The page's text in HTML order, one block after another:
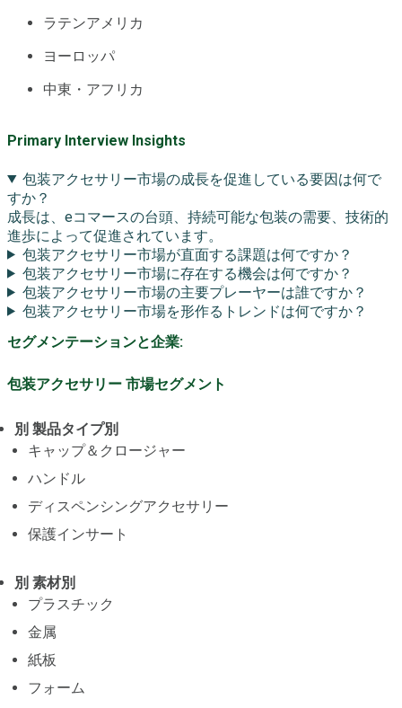
ラテンアメリカ
ヨーロッパ
中東・アフリカ
Primary Interview Insights
包装アクセサリー市場の成長を促進している要因は何で
すか？
成長は、eコマースの台頭、持続可能な包装の需要、技術的
進歩によって促進されています。
包装アクセサリー市場が直面する課題は何ですか？
包装アクセサリー市場に存在する機会は何ですか？
包装アクセサリー市場の主要プレーヤーは誰ですか？
包装アクセサリー市場を形作るトレンドは何ですか？
セグメンテーションと企業:
包装アクセサリー 市場セグメント
別 製品タイプ別
キャップ＆クロージャー
ハンドル
ディスペンシングアクセサリー
保護インサート
別 素材別
プラスチック
金属
紙板
フォーム